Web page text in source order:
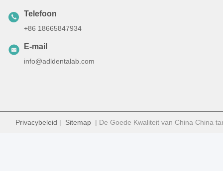
Telefoon
+86 18665847934
E-mail
info@adldentalab.com
Privacybeleid | Sitemap | De Goede Kwaliteit van China China